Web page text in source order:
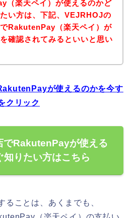
（楽天ペイ）が使えるのかど
い方は、下記、VEJRHOJの
RakutenPay（楽天ペイ）が
確認されてみるといいと思い
が使えるのかを今す
クリック
でRakutenPayが使える
知りたい方はこちら
ることは、あくまでも、